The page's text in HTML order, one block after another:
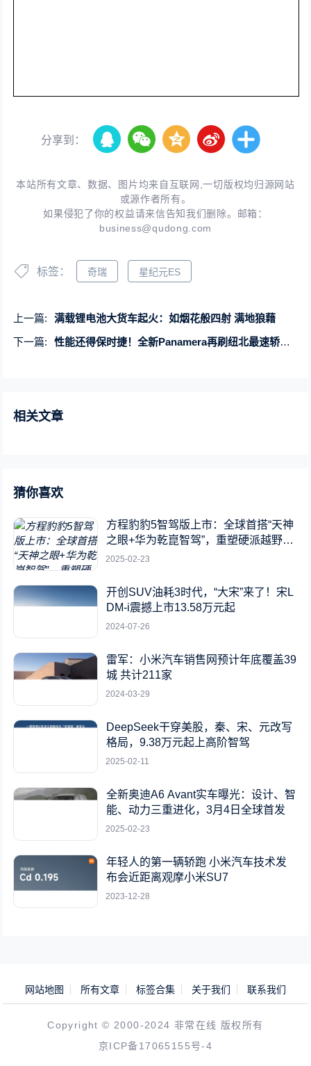
分享到：
本站所有文章、数据、图片均来自互联网,一切版权均归源网站
或源作者所有。
如果侵犯了你的权益请来信告知我们删除。邮箱：
business@qudong.com
标签： 奇瑞 星纪元ES
上一篇:
满载锂电池大货车起火：如烟花般四射 满地狼藉
下一篇:
性能还得保时捷！全新Panamera再刷纽北最速轿车圈速纪录
相关文章
猜你喜欢
方程豹豹5智驾版上市：全球首搭“天神
之眼+华为乾崑智驾”，重塑硬派越野新
标杆
2025-02-23
开创SUV油耗3时代，“大宋”来了！宋L
DM-i震撼上市13.58万元起
2024-07-26
雷军：小米汽车销售网预计年底覆盖39
城 共计211家
2024-03-29
DeepSeek干穿美股，秦、宋、元改写
格局，9.38万元起上高阶智驾
2025-02-11
全新奥迪A6 Avant实车曝光：设计、智
能、动力三重进化，3月4日全球首发
2025-02-23
年轻人的第一辆轿跑 小米汽车技术发
布会近距离观摩小米SU7
2023-12-28
网站地图 所有文章 标签合集 关于我们 联系我们
Copyright © 2000-2024 非常在线 版权所有
京ICP备17065155号-4